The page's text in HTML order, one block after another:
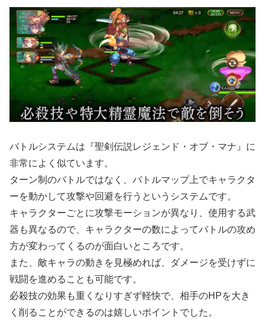
バトルシステムは『聖剣伝説レジェンド・オブ・マナ』に
非常によく似ています。
ターン制のバトルではなく、バトルマップ上でキャラクタ
ーを動かして攻撃や回避を行うというシステムです。
キャラクターごとに攻撃モーションが異なり、使用する武
器も異なるので、キャラクターの数によってバトルの攻め
方が変わってくるのが面白いところです。
また、敵キャラの動きを見極めれば、ダメージを受けずに
戦闘を進めることも可能です。
必殺技の効果も重くなりすぎず軽快で、相手のHPを大き
く削ることができるのは嬉しいポイントでした。